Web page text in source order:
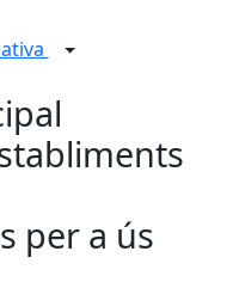
per a ús